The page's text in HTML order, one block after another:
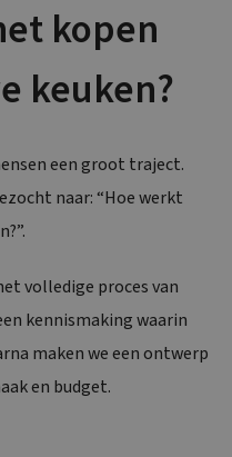
kopen
keuken?
een groot traject.
naar: “Hoe werkt
volledige proces van
kennismaking waarin
maken we een ontwerp
en budget.